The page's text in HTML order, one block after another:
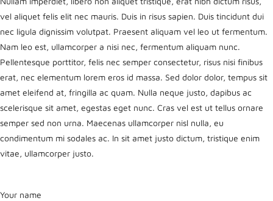
vel aliquet felis elit nec mauris. Duis in risus sapien. Duis tincidunt dui
nec ligula dignissim volutpat. Praesent aliquam vel leo ut fermentum.
Nam leo est, ullamcorper a nisi nec, fermentum aliquam nunc.
Pellentesque porttitor, felis nec semper consectetur, risus nisi finibus
erat, nec elementum lorem eros id massa. Sed dolor dolor, tempus sit
amet eleifend at, fringilla ac quam. Nulla neque justo, dapibus ac
scelerisque sit amet, egestas eget nunc. Cras vel est ut tellus ornare
semper sed non urna. Maecenas ullamcorper nisl nulla, eu
condimentum mi sodales ac. In sit amet justo dictum, tristique enim
vitae, ullamcorper justo.
Your name